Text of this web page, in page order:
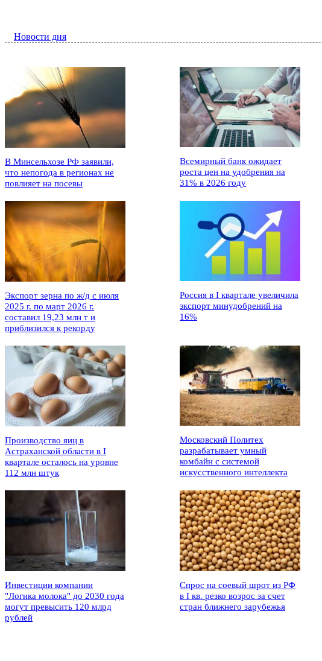
Новости дня
В Минсельхозе РФ заявили,
что непогода в регионах не
повлияет на посевы
Всемирный банк ожидает
роста цен на удобрения на
31% в 2026 году
Экспорт зерна по ж/д с июля
2025 г. по март 2026 г.
составил 19,23 млн т и
приблизился к рекорду
Россия в I квартале увеличила
экспорт минудобрений на
16%
Производство яиц в
Астраханской области в I
квартале осталось на уровне
112 млн штук
Московский Политех
разрабатывает умный
комбайн с системой
искусственного интеллекта
Инвестиции компании
"Логика молока" до 2030 года
могут превысить 120 млрд
рублей
Спрос на соевый шрот из РФ
в I кв. резко возрос за счет
стран ближнего зарубежья